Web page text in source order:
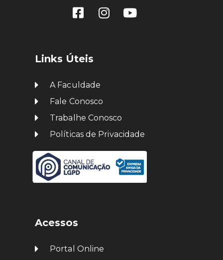
Links Úteis
A Faculdade
Fale Conosco
Trabalhe Conosco
Políticas de Privacidade
Acessos
Portal Online